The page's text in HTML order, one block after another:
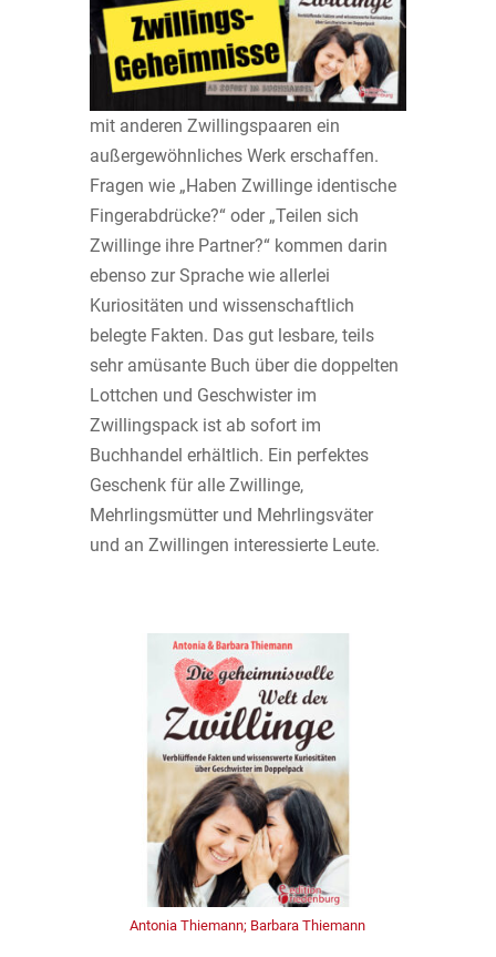
mit anderen Zwillingspaaren ein
außergewöhnliches Werk erschaffen.
Fragen wie „Haben Zwillinge identische
Fingerabdrücke?“ oder „Teilen sich
Zwillinge ihre Partner?“ kommen darin
ebenso zur Sprache wie allerlei
Kuriositäten und wissenschaftlich
belegte Fakten. Das gut lesbare, teils
sehr amüsante Buch über die doppelten
Lottchen und Geschwister im
Zwillingspack ist ab sofort im
Buchhandel erhältlich. Ein perfektes
Geschenk für alle Zwillinge,
Mehrlingsmütter und Mehrlingsväter
und an Zwillingen interessierte Leute.
Antonia Thiemann; Barbara Thiemann